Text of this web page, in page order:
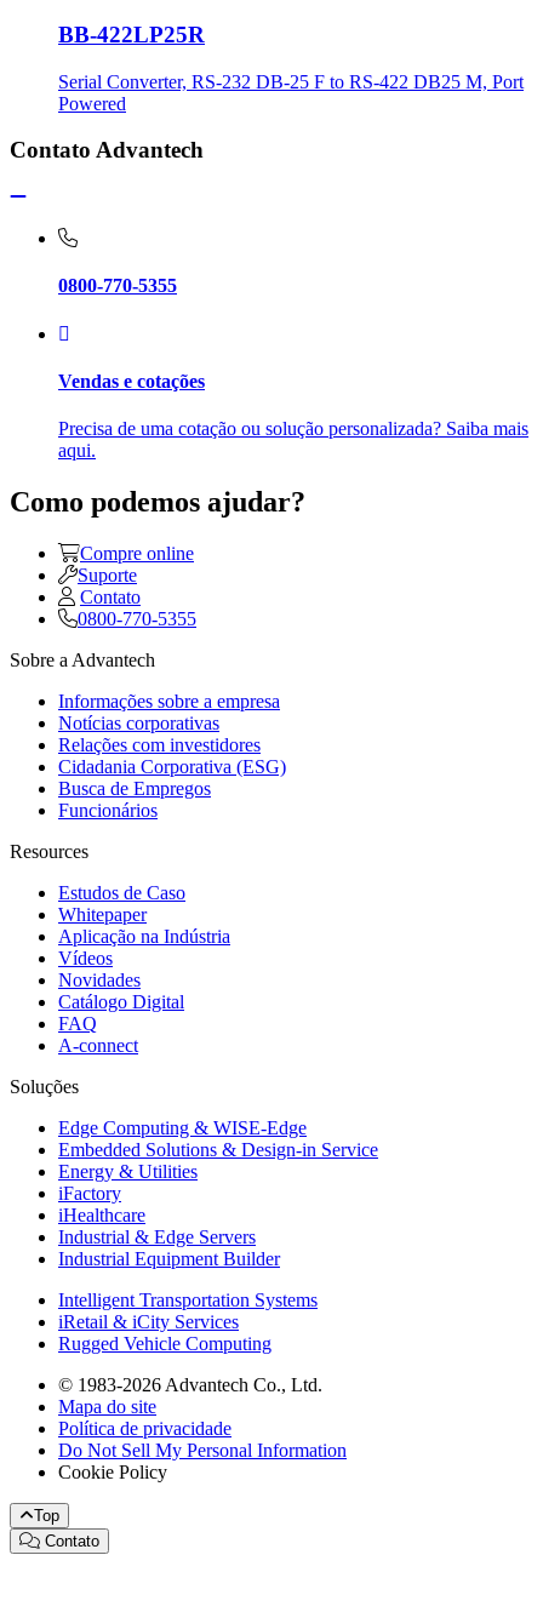
BB-422LP25R
Serial Converter, RS-232 DB-25 F to RS-422 DB25 M, Port
Powered
Contato Advantech
0800-770-5355
Vendas e cotações
Precisa de uma cotação ou solução personalizada? Saiba mais
aqui.
Como podemos ajudar?
Compre online
Suporte
Contato
0800-770-5355
Sobre a Advantech
Informações sobre a empresa
Notícias corporativas
Relações com investidores
Cidadania Corporativa (ESG)
Busca de Empregos
Funcionários
Resources
Estudos de Caso
Whitepaper
Aplicação na Indústria
Vídeos
Novidades
Catálogo Digital
FAQ
A-connect
Soluções
Edge Computing & WISE-Edge
Embedded Solutions & Design-in Service
Energy & Utilities
iFactory
iHealthcare
Industrial & Edge Servers
Industrial Equipment Builder
Intelligent Transportation Systems
iRetail & iCity Services
Rugged Vehicle Computing
© 1983-2026 Advantech Co., Ltd.
Mapa do site
Política de privacidade
Do Not Sell My Personal Information
Cookie Policy
Top
Contato